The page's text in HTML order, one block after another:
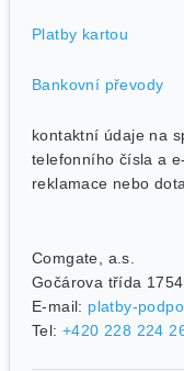
Platby kartou
Bankovní převody
kontaktní údaje na
telefonního čísla a
reklamace nebo
Comgate, a.s.
Gočárova třída
E-mail: platby-
Tel: +420 228 224